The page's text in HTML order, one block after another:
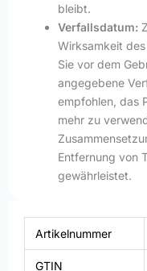
bleibt.
Verfallsdatum:
Wirksamkeit
Sie vor dem
angegebene
empfohlen, das
mehr zu
Entfernung von
gewährleistet.
Artikelnummer
GTIN